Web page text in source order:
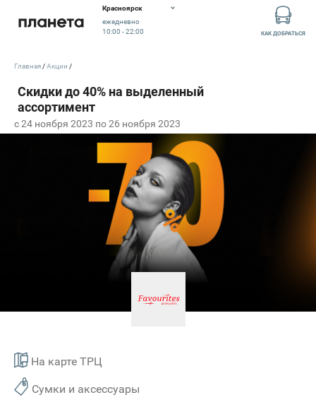
Красноярск
ежедневно
10:00 - 22:00
КАК ДОБРАТЬСЯ
c 24 ноября 2023 по 26 ноября 2023
На карте ТРЦ
Сумки и аксессуары
Главная Акции